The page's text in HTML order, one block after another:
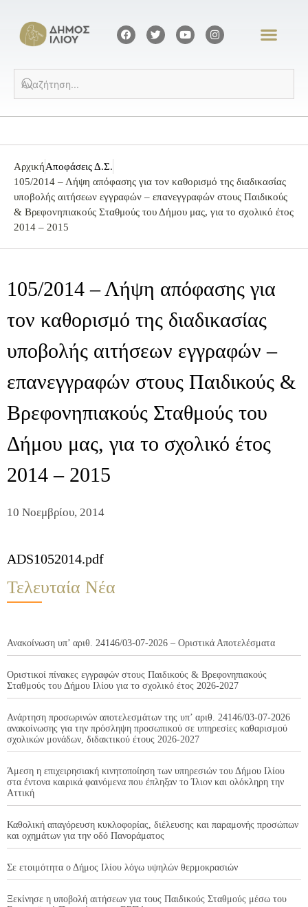
ΑρχικήΑποφάσεις Δ.Σ.
105/2014 – Λήψη απόφασης για τον καθορισμό της διαδικασίας
υποβολής αιτήσεων εγγραφών – επανεγγραφών στους Παιδικούς
& Βρεφονηπιακούς Σταθμούς του Δήμου μας, για το σχολικό έτος
2014 – 2015
105/2014 – Λήψη απόφασης για
τον καθορισμό της διαδικασίας
υποβολής αιτήσεων εγγραφών –
επανεγγραφών στους Παιδικούς &
Βρεφονηπιακούς Σταθμούς του
Δήμου μας, για το σχολικό έτος
2014 – 2015
10 Νοεμβρίου, 2014
ADS1052014.pdf
Τελευταία Νέα
Ανακοίνωση υπ’ αριθ. 24146/03-07-2026 – Οριστικά Αποτελέσματα
Οριστικοί πίνακες εγγραφών στους Παιδικούς & Βρεφονηπιακούς
Σταθμούς του Δήμου Ιλίου για το σχολικό έτος 2026-2027
Ανάρτηση προσωρινών αποτελεσμάτων της υπ’ αριθ. 24146/03-07-2026
ανακοίνωσης για την πρόσληψη προσωπικού σε υπηρεσίες καθαρισμού
σχολικών μονάδων, διδακτικού έτους 2026-2027
Άμεση η επιχειρησιακή κινητοποίηση των υπηρεσιών του Δήμου Ιλίου
στα έντονα καιρικά φαινόμενα που έπληξαν το Ίλιον και ολόκληρη την
Αττική
Καθολική απαγόρευση κυκλοφορίας, διέλευσης και παραμονής προσώπων
και οχημάτων για την οδό Πανοράματος
Σε ετοιμότητα ο Δήμος Ιλίου λόγω υψηλών θερμοκρασιών
Ξεκίνησε η υποβολή αιτήσεων για τους Παιδικούς Σταθμούς μέσω του